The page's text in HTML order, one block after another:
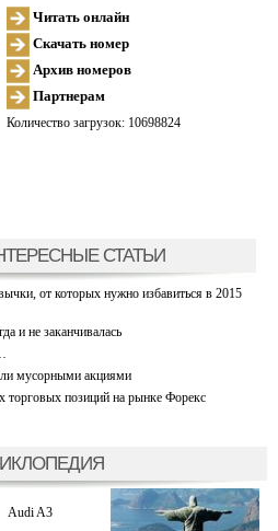
Читать онлайн
Скачать номер
Архив номеров
Партнерам
Количество загрузок: 10698824
СТАТЬИ
от которых нужно избавиться в 2015
и не заканчивалась
мусорными акциями
позиций на рынке Форекс
Audi A3